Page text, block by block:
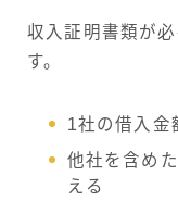
収入証明書類が
す。
1社の借入金
他社を含め
える